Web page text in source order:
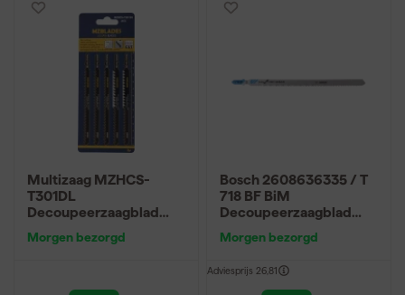
Multizaag MZHCS-
T301DL
Decoupeerzaagblad
Morgen bezorgd
Bosch 2608636335 / T
718 BF BiM
Decoupeerzaagblad
materiaal (3st)
Morgen bezorgd
Adviesprijs 26,81